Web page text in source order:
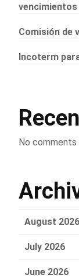
vencimientos
Comisión de
Incoterm
No comments
August 2026
July 2026
June 2026